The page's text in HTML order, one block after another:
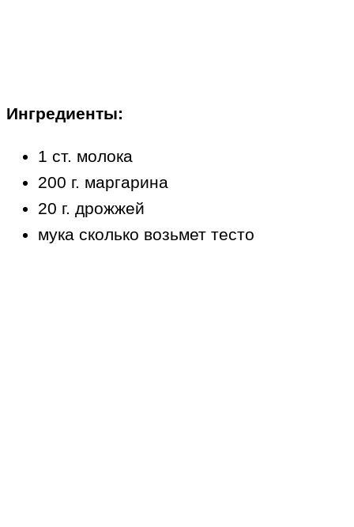
Ингредиенты:
1 ст. молока
200 г. маргарина
20 г. дрожжей
мука сколько возьмет тесто